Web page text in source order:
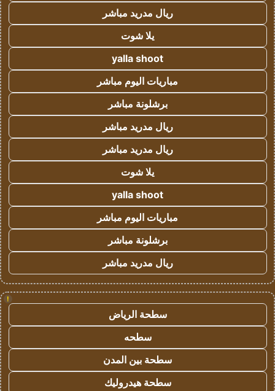
ريال مدريد مباشر
يلا شوت
yalla shoot
مباريات اليوم مباشر
برشلونة مباشر
ريال مدريد مباشر
ريال مدريد مباشر
يلا شوت
yalla shoot
مباريات اليوم مباشر
برشلونة مباشر
ريال مدريد مباشر
!
سطحة الرياض
سطحه
سطحة بين المدن
سطحة هيدروليك